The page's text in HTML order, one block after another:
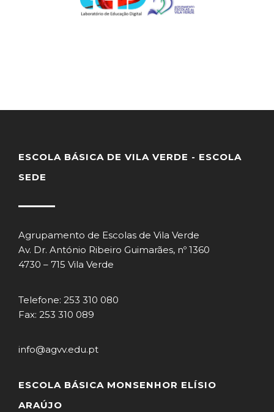
ESCOLA BÁSICA DE VILA VERDE - ESCOLA
SEDE
Agrupamento de Escolas de Vila Verde
Av. Dr. António Ribeiro Guimarães, nº 1360
4730 – 715 Vila Verde
Telefone: 253 310 080
Fax: 253 310 089
info@agvv.edu.pt
ESCOLA BÁSICA MONSENHOR ELÍSIO
ARAÚJO